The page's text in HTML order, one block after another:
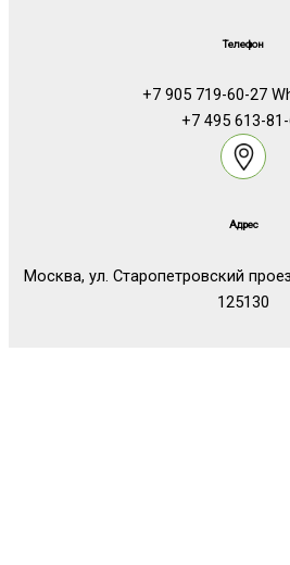
Телефон
+7 905 719-60-27
+7 495 613-
Адрес
Москва, ул. Старопетровский
125130